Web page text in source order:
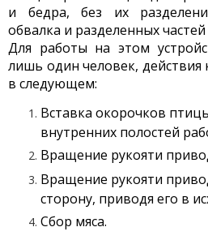
и бедра, без их
обвалка и разделенных
Для работы на этом
лишь один человек, действия
в следующем:
Вставка окорочков
внутренних полостей
Вращение рукояти
Вращение рукояти
сторону, приводя его в
Сбор мяса.